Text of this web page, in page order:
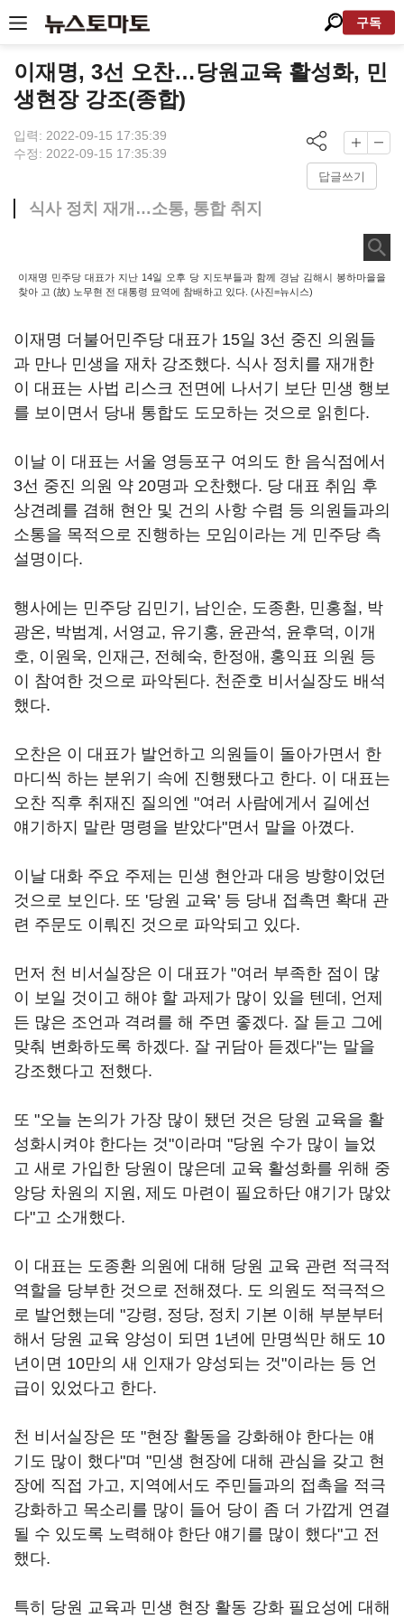
구독
이재명, 3선 오찬…당원교육 활성화, 민
생현장 강조(종합)
입력: 2022-09-15 17:35:39
수정: 2022-09-15 17:35:39
답글쓰기
식사 정치 재개…소통, 통합 취지
이재명 민주당 대표가 지난 14일 오후 당 지도부들과 함께 경남 김해시 봉하마을을
찾아 고 (故) 노무현 전 대통령 묘역에 참배하고 있다. (사진=뉴시스)
이재명 더불어민주당 대표가 15일 3선 중진 의원들
과 만나 민생을 재차 강조했다. 식사 정치를 재개한
이 대표는 사법 리스크 전면에 나서기 보단 민생 행보
를 보이면서 당내 통합도 도모하는 것으로 읽힌다.
이날 이 대표는 서울 영등포구 여의도 한 음식점에서
3선 중진 의원 약 20명과 오찬했다. 당 대표 취임 후
상견례를 겸해 현안 및 건의 사항 수렴 등 의원들과의
소통을 목적으로 진행하는 모임이라는 게 민주당 측
설명이다.
행사에는 민주당 김민기, 남인순, 도종환, 민홍철, 박
광온, 박범계, 서영교, 유기홍, 윤관석, 윤후덕, 이개
호, 이원욱, 인재근, 전혜숙, 한정애, 홍익표 의원 등
이 참여한 것으로 파악된다. 천준호 비서실장도 배석
했다.
오찬은 이 대표가 발언하고 의원들이 돌아가면서 한
마디씩 하는 분위기 속에 진행됐다고 한다. 이 대표는
오찬 직후 취재진 질의엔 "여러 사람에게서 길에선
얘기하지 말란 명령을 받았다"면서 말을 아꼈다.
이날 대화 주요 주제는 민생 현안과 대응 방향이었던
것으로 보인다. 또 '당원 교육' 등 당내 접촉면 확대 관
련 주문도 이뤄진 것으로 파악되고 있다.
먼저 천 비서실장은 이 대표가 "여러 부족한 점이 많
이 보일 것이고 해야 할 과제가 많이 있을 텐데, 언제
든 많은 조언과 격려를 해 주면 좋겠다. 잘 듣고 그에
맞춰 변화하도록 하겠다. 잘 귀담아 듣겠다"는 말을
강조했다고 전했다.
또 "오늘 논의가 가장 많이 됐던 것은 당원 교육을 활
성화시켜야 한다는 것"이라며 "당원 수가 많이 늘었
고 새로 가입한 당원이 많은데 교육 활성화를 위해 중
앙당 차원의 지원, 제도 마련이 필요하단 얘기가 많았
다"고 소개했다.
이 대표는 도종환 의원에 대해 당원 교육 관련 적극적
역할을 당부한 것으로 전해졌다. 도 의원도 적극적으
로 발언했는데 "강령, 정당, 정치 기본 이해 부분부터
해서 당원 교육 양성이 되면 1년에 만명씩만 해도 10
년이면 10만의 새 인재가 양성되는 것"이라는 등 언
급이 있었다고 한다.
천 비서실장은 또 "현장 활동을 강화해야 한다는 얘
기도 많이 했다"며 "민생 현장에 대해 관심을 갖고 현
장에 직접 가고, 지역에서도 주민들과의 접촉을 적극
강화하고 목소리를 많이 들어 당이 좀 더 가깝게 연결
될 수 있도록 노력해야 한단 얘기를 많이 했다"고 전
했다.
특히 당원 교육과 민생 현장 활동 강화 필요성에 대해